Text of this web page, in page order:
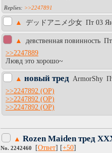
>>2247891
▲ デッドアニメ少女 Пт 03
▲ девственная повинность
>>2247889
Лювд это хорошо~
▲ новый тред АrmоrShy
>>2247892
>>2247892
>>2247892
▲ Rozen Maiden тред
No. 2242460 [Ответ] [+50]